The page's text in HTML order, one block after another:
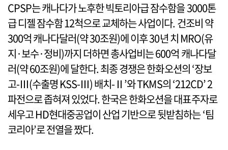
CPSP는 캐나다가 노후한 빅토리아급 잠수함을 3000톤
급 디젤 잠수함 12척으로 교체하는 사업이다. 건조비 약
300억 캐나다달러(약 30조원)에 이후 30년 치 MRO(유
지·보수·정비)까지 더하면 총사업비는 600억 캐나다달
러(약 60조원)에 달한다. 최종 경쟁은 한화오션의 ‘장보
고-Ⅲ(수출명 KSS-Ⅲ) 배치-Ⅱ’와 TKMS의 ‘212CD’ 2
파전으로 좁혀져 있었다. 한국은 한화오션을 대표주자로
세우고 HD현대중공업이 산업 기반으로 뒷받침하는 ‘팀
코리아’로 전열을 짰다.